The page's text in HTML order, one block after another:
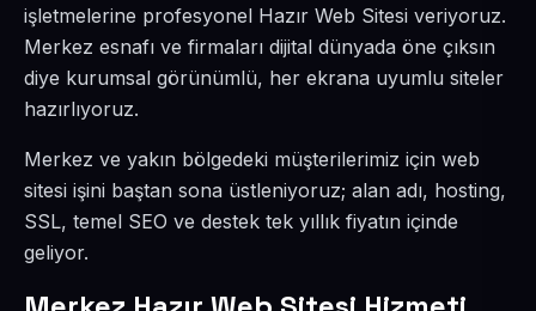
işletmelerine profesyonel Hazır Web Sitesi veriyoruz.
Merkez esnafı ve firmaları dijital dünyada öne çıksın
diye kurumsal görünümlü, her ekrana uyumlu siteler
hazırlıyoruz.
Merkez ve yakın bölgedeki müşterilerimiz için web
sitesi işini baştan sona üstleniyoruz; alan adı, hosting,
SSL, temel SEO ve destek tek yıllık fiyatın içinde
geliyor.